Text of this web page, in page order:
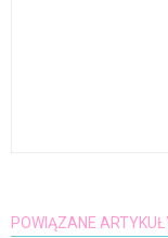
POWIĄZANE